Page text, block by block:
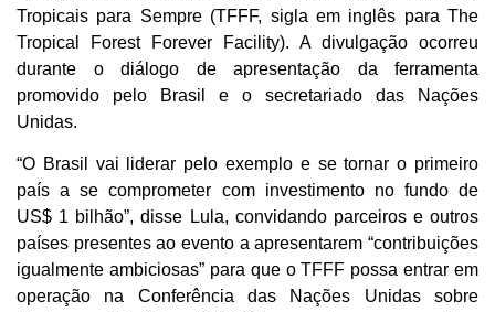
Tropicais para Sempre (TFFF, sigla em inglês para The
Tropical Forest Forever Facility). A divulgação ocorreu
durante o diálogo de apresentação da ferramenta
promovido pelo Brasil e o secretariado das Nações
Unidas.
“O Brasil vai liderar pelo exemplo e se tornar o primeiro
país a se comprometer com investimento no fundo de
US$ 1 bilhão”, disse Lula, convidando parceiros e outros
países presentes ao evento a apresentarem “contribuições
igualmente ambiciosas” para que o TFFF possa entrar em
operação na Conferência das Nações Unidas sobre